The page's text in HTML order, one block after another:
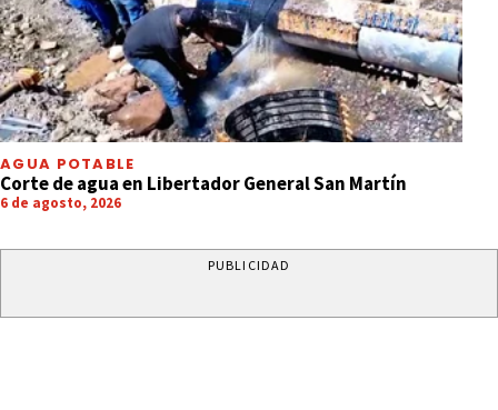
AGUA POTABLE
Corte de agua en Libertador General San Martín
6 de agosto, 2026
PUBLICIDAD